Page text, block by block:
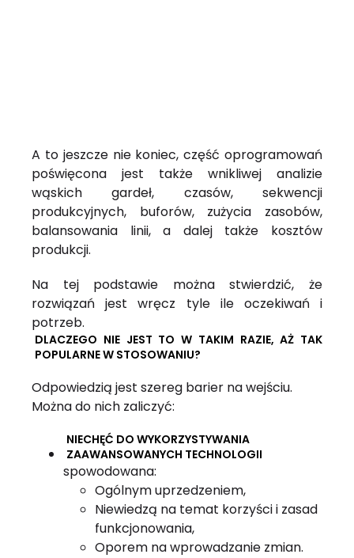
A to jeszcze nie koniec, część oprogramowań
poświęcona jest także wnikliwej analizie
wąskich gardeł, czasów, sekwencji
produkcyjnych, buforów, zużycia zasobów,
balansowania linii, a dalej także kosztów
produkcji.
Na tej podstawie można stwierdzić, że
rozwiązań jest wręcz tyle ile oczekiwań i
potrzeb.
DLACZEGO NIE JEST TO W TAKIM RAZIE, AŻ TAK
POPULARNE W STOSOWANIU?
Odpowiedzią jest szereg barier na wejściu.
Można do nich zaliczyć:
NIECHĘĆ DO WYKORZYSTYWANIA
ZAAWANSOWANYCH TECHNOLOGII
spowodowana:
Ogólnym uprzedzeniem,
Niewiedzą na temat korzyści i zasad
funkcjonowania,
Oporem na wprowadzanie zmian.